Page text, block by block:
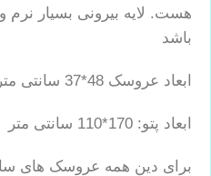
هست. لایه بیرونی بسیار
باشد
ابعاد عروسک 48*37 سانتی متر
ابعاد پتو: 170*110 سانتی متر
برای دین همه عروسک های